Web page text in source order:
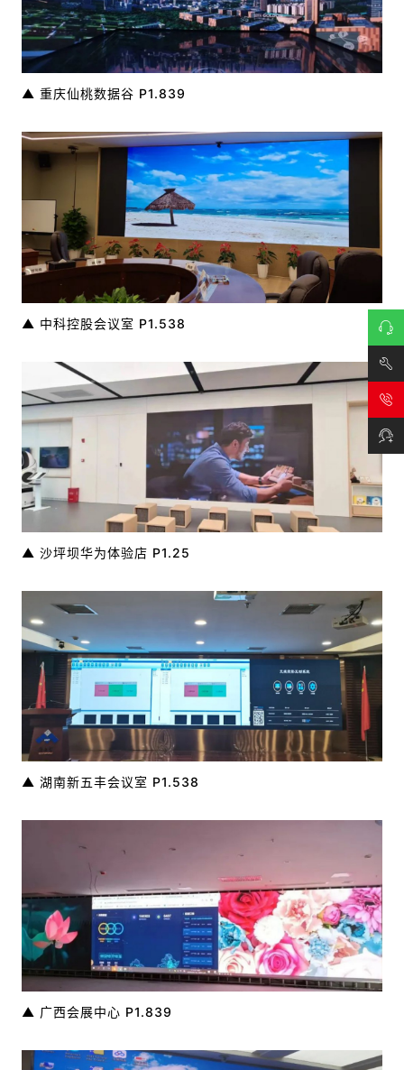
▲ 重庆仙桃数据谷 P1.839
▲ 中科控股会议室 P1.538
▲ 沙坪坝华为体验店 P1.25
▲ 湖南新五丰会议室 P1.538
▲ 广西会展中心 P1.839
在线
咨询
技术
支持